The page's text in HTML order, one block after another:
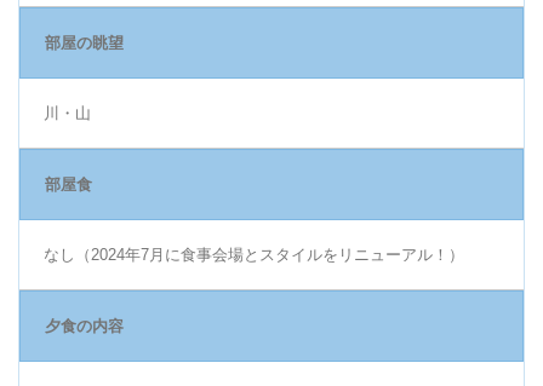
部屋の眺望
川・山
部屋食
なし（2024年7月に食事会場とスタイルをリニューアル！）
夕食の内容